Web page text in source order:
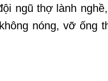
ngũ thợ lành nghề,
nóng, vỡ ống